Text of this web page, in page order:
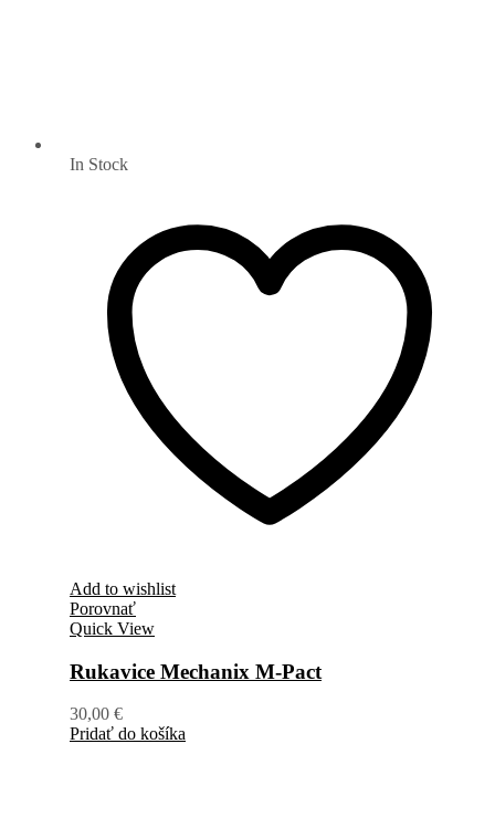
In Stock
Add to wishlist
Porovnať
Quick View
Rukavice Mechanix M-Pact
30,00 €
Pridať do košíka